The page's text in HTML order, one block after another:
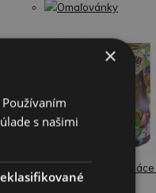
Omaľovánky
Kuchynky a
×
s našimi